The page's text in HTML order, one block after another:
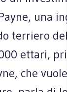
una
terriero
ettari,
che